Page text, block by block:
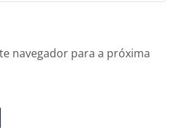
navegador para a próxima